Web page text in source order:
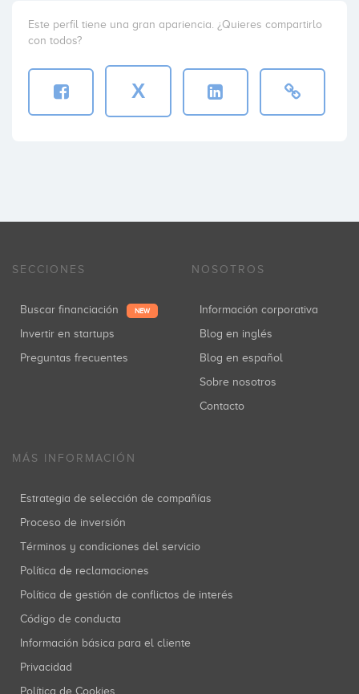
Este perfil tiene una gran apariencia. ¿Quieres compartirlo
con todos?
X
SECCIONES
Buscar financiación NEW
Invertir en startups
Preguntas frecuentes
NOSOTROS
Información corporativa
Blog en inglés
Blog en español
Sobre nosotros
Contacto
MÁS INFORMACIÓN
Estrategia de selección de compañías
Proceso de inversión
Términos y condiciones del servicio
Política de reclamaciones
Política de gestión de conflictos de interés
Código de conducta
Información básica para el cliente
Privacidad
Política de Cookies